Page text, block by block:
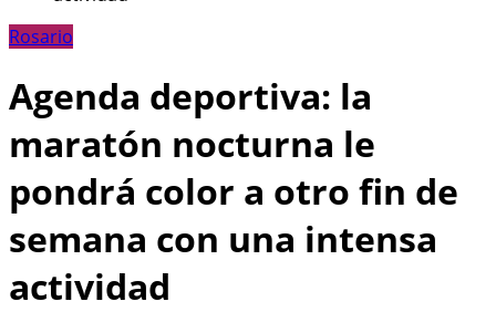
Rosario
Agenda deportiva: la
maratón nocturna le
pondrá color a otro fin de
semana con una intensa
actividad